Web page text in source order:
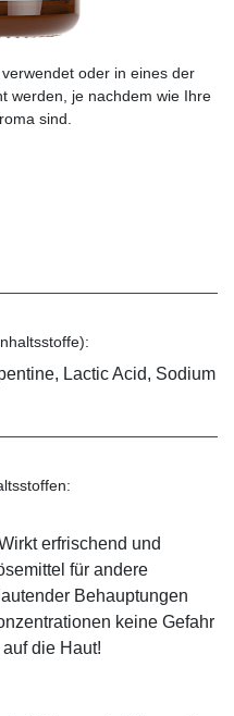
oder in eines der
werden, je nachdem wie Ihre
sind.
Lactic Acid, Sodium
erfrischend und
für andere
Behauptungen
keine Gefahr
die Haut!